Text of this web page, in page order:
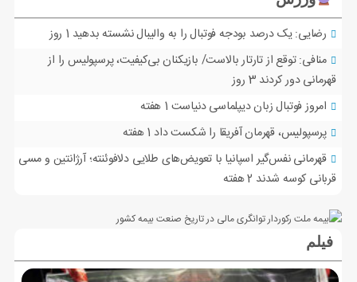
رضایی: یک درصد بودجه فوتبال را به والیبال نشسته بدهید 1 روز
منافی: توقع از تارتار بالاست/ بازیکنان بی‌کیفیت، پرسپولیس را از
قهرمانی دور کردند 3 روز
امروز فوتبال زبان دیپلماسی دنیاست 1 هفته
پرسپولیس، قهرمان آفریقا را شکست داد 1 هفته
قهرمانی نفس‌گیر اسپانیا با تعویض‌های طلایی دلافوئنته؛ آرژانتین و مسی
قربانی کوسه شدند 2 هفته
فیلم